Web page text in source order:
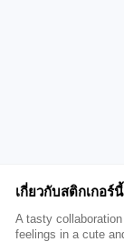
เกี่ยวกับสติกเกอร์นี้
A tasty
feelings in a cute